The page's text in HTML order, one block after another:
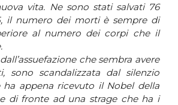
vita. Ne sono stati salvati 76
il numero dei morti è sempre di
al numero dei corpi che il
che sembra avere
sono scandalizzata dal silenzio
ha appena ricevuto il Nobel della
di fronte ad una strage che ha i